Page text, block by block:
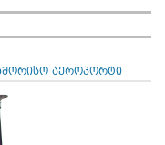
აეროპორტი